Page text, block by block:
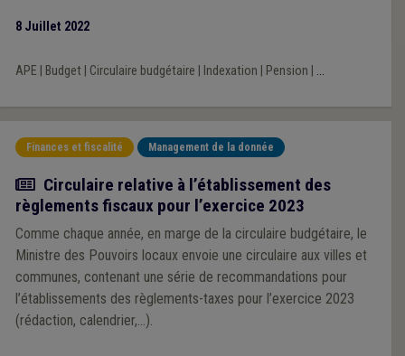
8 Juillet 2022
APE Budget| Circulaire budgétaire Indexation Pension ...
Finances et fiscalité Management de la donnée
Actualité
Circulaire relative à l’établissement des
règlements fiscaux pour l’exercice 2023
Comme chaque année, en marge de la circulaire budgétaire, le
Ministre des Pouvoirs locaux envoie une circulaire aux villes et
communes, contenant une série de recommandations pour
l’établissements des règlements-taxes pour l’exercice 2023
(rédaction, calendrier,…).